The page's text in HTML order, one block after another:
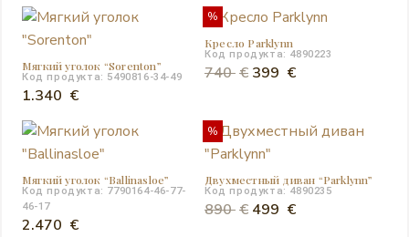
Мягкий уголок “Sorenton”
Код продукта: 5490816-34-49
1.340 €
%
Кресло Parklynn
Код продукта: 4890223
740€ Первоначальная
740 €.
399 €Текущая
Мягкий уголок “Ballinasloe”
Код продукта: 7790164-46-77-
46-17
2.470 €
%
Двухместный диван “Parklynn”
Код продукта: 4890235
890€ Первоначальная
499 €Текущая